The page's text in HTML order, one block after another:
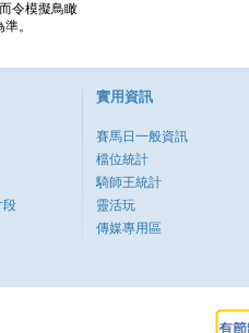
令模擬鳥瞰
。
段
實用資訊
賽馬日一般資訊
檔位統計
騎師王統計
靈活玩
傳媒專用區